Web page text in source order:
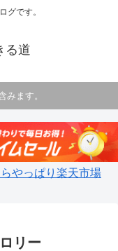
グです。
る道
みます。
やっぱり楽天市場
リー